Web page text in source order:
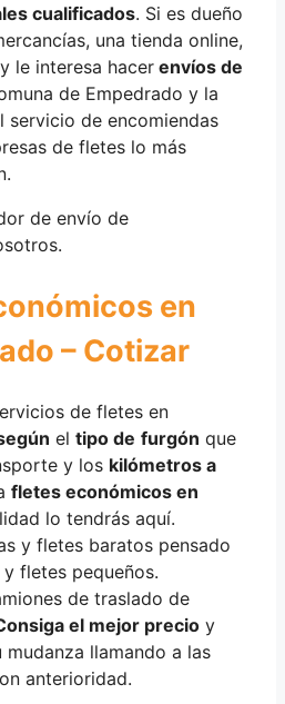
cualificados. Si es dueño
una tienda online,
le interesa hacer envíos de
de Empedrado y la
servicio de encomiendas
de fletes lo más
de envío de
en
– Cotizar
de fletes en
el tipo de furgón que
y los kilómetros a
fletes económicos en
lo tendrás aquí.
y fletes baratos pensado
fletes pequeños.
de traslado de
el mejor precio y
llamando a las
anterioridad.